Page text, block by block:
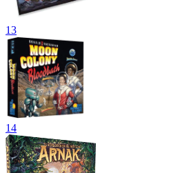
13
14